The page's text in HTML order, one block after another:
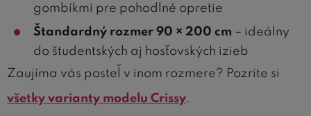
gombíkmi pre pohodlné opretie
Štandardný rozmer 90 × 200 cm – ideálny
do študentských aj hosťovských izieb
Zaujíma vás posteľ v inom rozmere? Pozrite si
všetky varianty modelu Crissy.